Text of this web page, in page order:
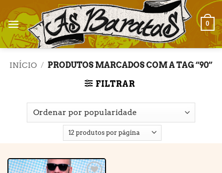
to
content
0
INÍCIO / PRODUTOS MARCADOS COM A TAG “90”
FILTRAR